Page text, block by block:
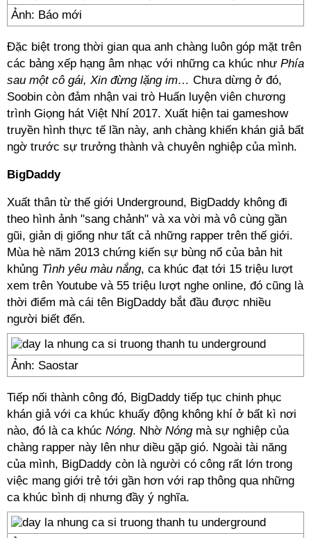
Ảnh: Báo mới
Đặc biệt trong thời gian qua anh chàng luôn góp mặt trên
các bảng xếp hạng âm nhạc với những ca khúc như Phía
sau một cô gái, Xin đừng lặng im… Chưa dừng ở đó,
Soobin còn đảm nhận vai trò Huấn luyện viên chương
trình Giọng hát Việt Nhí 2017. Xuất hiện tai gameshow
truyền hình thực tế lần này, anh chàng khiến khán giả bất
ngờ trước sự trưởng thành và chuyên nghiệp của mình.
BigDaddy
Xuất thân từ thế giới Underground, BigDaddy không đi
theo hình ảnh "sang chảnh" và xa vời mà vô cùng gần
gũi, giản dị giống như tất cả những rapper trên thế giới.
Mùa hè năm 2013 chứng kiến sự bùng nổ của bản hit
khủng Tình yêu màu nắng, ca khúc đạt tới 15 triệu lượt
xem trên Youtube và 55 triệu lượt nghe online, đó cũng là
thời điểm mà cái tên BigDaddy bắt đầu được nhiều
người biết đến.
Ảnh: Saostar
Tiếp nối thành công đó, BigDaddy tiếp tục chinh phục
khán giả với ca khúc khuấy động không khí ở bất kì nơi
nào, đó là ca khúc Nóng. Nhờ Nóngmà sự nghiệp của
chàng rapper này lên như diều gặp gió. Ngoài tài năng
của mình, BigDaddy còn là người có công rất lớn trong
việc mang giới trẻ tới gần hơn với rap thông qua những
ca khúc bình dị nhưng đầy ý nghĩa.